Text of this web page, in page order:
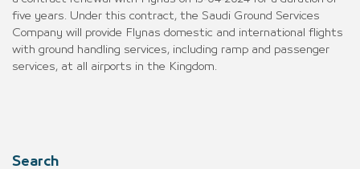
five years. Under this contract, the Saudi Ground Services
Company will provide Flynas domestic and international flights
with ground handling services, including ramp and passenger
services, at all airports in the Kingdom.
Search